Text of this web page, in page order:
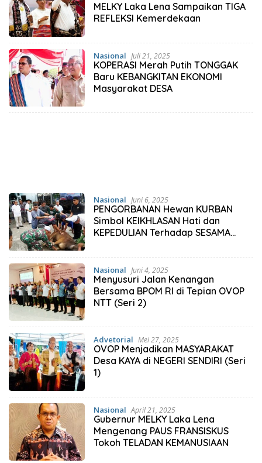
MELKY Laka Lena Sampaikan TIGA
REFLEKSI Kemerdekaan
Nasional Juli 21, 2025
KOPERASI Merah Putih TONGGAK
Baru KEBANGKITAN EKONOMI
Masyarakat DESA
Nasional Juni 6, 2025
PENGORBANAN Hewan KURBAN
Simbol KEIKHLASAN Hati dan
KEPEDULIAN Terhadap SESAMA
Nasional Juni 4, 2025
Menyusuri Jalan Kenangan
Bersama BPOM RI di Tepian OVOP
NTT (Seri 2)
Advetorial Mei 27, 2025
OVOP Menjadikan MASYARAKAT
Desa KAYA di NEGERI SENDIRI (Seri
1)
Nasional April 21, 2025
Gubernur MELKY Laka Lena
Mengenang PAUS FRANSISKUS
Tokoh TELADAN KEMANUSIAAN